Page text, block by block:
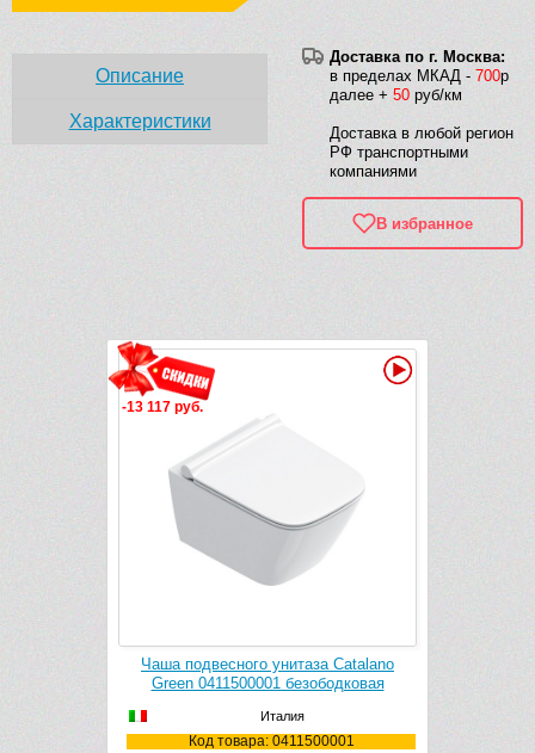
Доставка по г. Москва:
в пределах МКАД - 700р
далее + 50 руб/км
Доставка в любой регион
РФ транспортными
компаниями
В избранное
Описание
Характеристики
Видео
Alvea
-13 117 руб.
Чаша подвесного унитаза Catalano
Green 0411500001 безободковая
Италия
Код товара: 0411500001